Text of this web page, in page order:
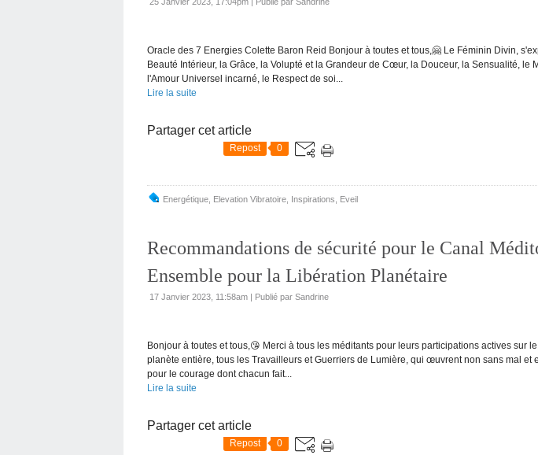
Oracle des 7 Energies Colette Baron Reid Bonjour à toutes et tous,🤗 Le Féminin Divin,
Beauté Intérieur, la Grâce, la Volupté et la Grandeur de Cœur, la Douceur, la Sensualité, le
l'Amour Universel incarné, le Respect de soi...
Lire la suite
Partager cet article
Repost 0
Energétique, Elevation Vibratoire Inspirations Eveil
Recommandations de sécurité pour le Canal
Ensemble pour la Libération Planétaire
17 Janvier 2023, 11:58am | Publié par Sandrine
Bonjour à toutes et tous,😘 Merci à tous les méditants pour leurs participations actives sur
planète entière, tous les Travailleurs et Guerriers de Lumière, qui œuvrent non sans mal et
pour le courage dont chacun fait...
Lire la suite
Partager cet article
Repost 0